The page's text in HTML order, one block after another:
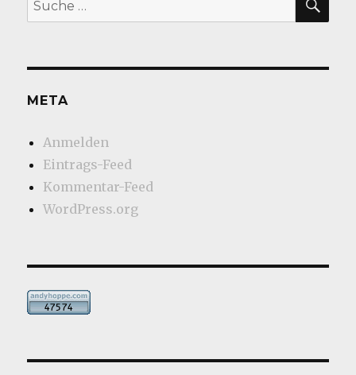
nach:
META
Anmelden
Eintrags-Feed
Kommentar-Feed
WordPress.org